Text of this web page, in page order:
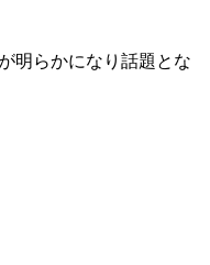
明らかになり話題とな